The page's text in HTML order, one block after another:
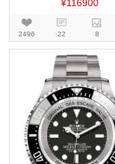
¥116900
2496 22 8